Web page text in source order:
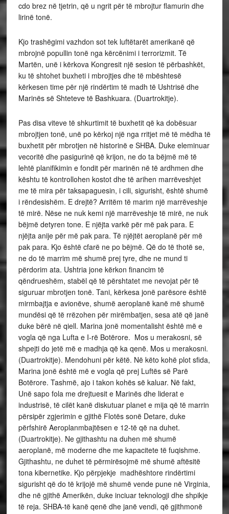
cdo brez në tjetrin, që u ngrit për të mbrojtur flamurin dhe
lirinë tonë.
Kjo trashëgimi vazhdon sot tek luftëtarët amerikanë që
mbrojnë popullin tonë nga kërcënimi i terrorizmit. Të
Martën, unë i kërkova Kongresit një sesion të përbashkët,
ku të shtohet buxheti i mbrojtjes dhe të mbështesë
kërkesen time për një rindërtim të madh të Ushtrisë dhe
Marinës së Shteteve të Bashkuara. (Duartrokitje).
Pas disa viteve të shkurtimit të buxhetit që ka dobësuar
mbrojtjen tonë, unë po kërkoj një nga rritjet më të mëdha të
buxhetit për mbrotjen në historinë e SHBA. Duke eleminuar
vecoritë dhe pasigurinë që krijon, ne do ta bëjmë më të
lehtë planifikimin e fondit për marinën në të ardhmen dhe
kështu të kontrollohen kostot dhe të arihen marrëveshjet
me të mira për taksapaguesin, i cili, sigurisht, është shumë
i rëndesishëm. E drejtë? Arritëm të marim një marrëveshje
të mirë. Nëse ne nuk kemi një marrëveshje të mirë, ne nuk
bëjmë detyren tone. E njëjta varkë për më pak para. E
njëjta anije për më pak para. Të njëjtët aeroplanë për më
pak para. Kjo është cfarë ne po bëjmë. Që do të thotë se,
ne do të marrim më shumë prej tyre, dhe ne mund ti
përdorim ata. Ushtria jone kërkon financim të
qëndrueshëm, stabël që të përshtatet me nevojat për të
siguruar mbrotjen tonë. Tani, kërkesa jonë parësore është
mirmbajtja e avionëve, shumë aeroplanë kanë më shumë
mundësi që të rrëzohen për mirëmbatjen, sesa atë që janë
duke bërë në qiell. Marina jonë momentalisht është më e
vogla që nga Lufta e I-rë Botërore. Mos u merakosni, së
shpejti do jetë më e madhja që ka qenë. Mos u merakosni.
(Duartrokitje). Mendohuni për këtë. Në këto kohë plot sfida,
Marina jonë është më e vogla që prej Luftës së Parë
Botërore. Tashmë, ajo i takon kohës së kaluar. Në fakt,
Unë sapo fola me drejtuesit e Marinës dhe liderat e
industrisë, të cilët kanë diskutuar planet e mija që të marrin
përsipër zgjerimin e gjithë Flotës sonë Detare, duke
përfshirë Aeroplanmbajtësen e 12-të që na duhet.
(Duartrokitje). Ne gjithashtu na duhen më shumë
aeroplanë, më moderne dhe me kapacitete të fuqishme.
Gjithashtu, ne duhet të përmirësojmë më shumë aftësitë
tona kibernetike. Kjo përpjekje madhështore rindërtimi
sigurisht që do të krijojë më shumë vende pune në Virginia,
dhe në gjithë Amerikën, duke inciuar teknologji dhe shpikje
të reja. SHBA-të kanë qenë dhe janë vendi, që gjithmonë